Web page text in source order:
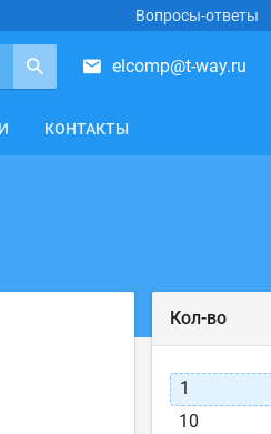
Вопросы-ответы
elcomp@t-way.ru
КОНТАКТЫ
Кол-во
1
10